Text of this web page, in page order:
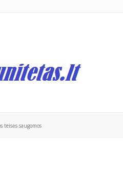
teisės saugomos